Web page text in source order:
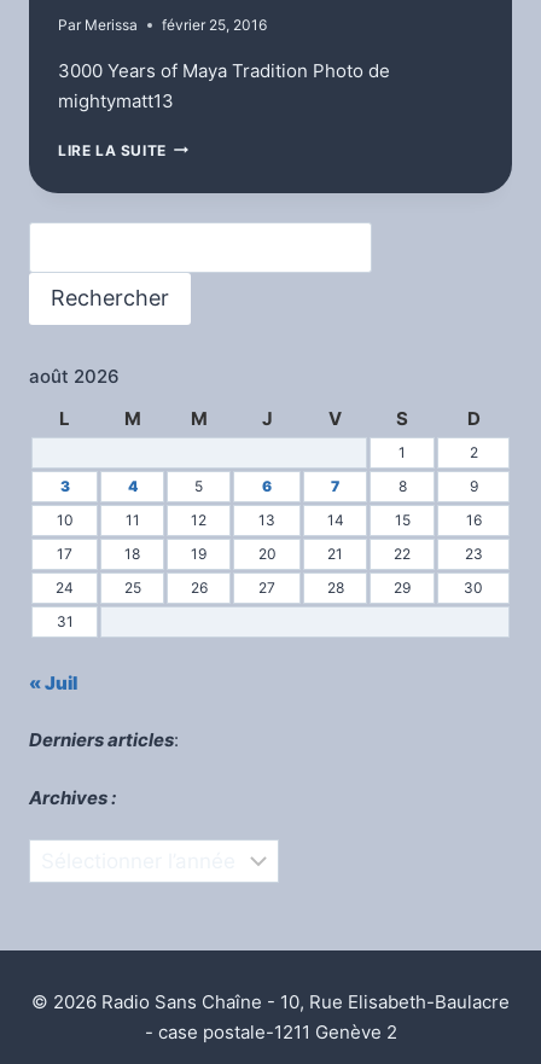
Par Merissa février 25, 2016
3000 Years of Maya Tradition Photo de
mightymatt13
LIRE LA SUITE MADAME
CONTRERAS
Rechercher
août 2026
L
M M J V S D
1
2
3
4 5 6 7 8
9
10
11 12 13 14 15
16
17
18 19 20 21 22
23
24
25 26 27 28 29
30
31
« Juil
Derniers articles:
Archives :
© 2026 Radio Sans Chaîne - 10, Rue Elisabeth-Baulacre
- case postale-1211 Genève 2